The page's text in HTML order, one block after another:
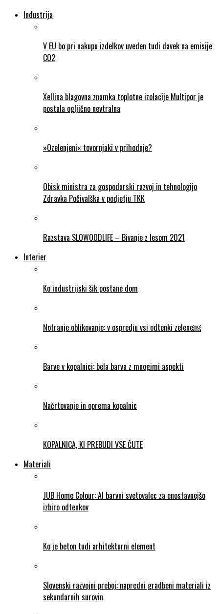
Industrija
V EU bo pri nakupu izdelkov uveden tudi davek na emisije
CO2
Xellina blagovna znamka toplotne izolacije Multipor je
postala ogljično nevtralna
»Ozelenjeni« tovornjaki v prihodnje?
Obisk ministra za gospodarski razvoj in tehnologijo
Zdravka Počivalška v podjetju TKK
Razstava SLOWOODLIFE – Bivanje z lesom 2021
Interier
Ko industrijski šik postane dom
Notranje oblikovanje: v ospredju vsi odtenki zelene￼
Barve v kopalnici: bela barva z mnogimi aspekti
Načrtovanje in oprema kopalnic
KOPALNICA, KI PREBUDI VSE ČUTE
Materiali
JUB Home Colour: AI barvni svetovalec za enostavnejšo
izbiro odtenkov
Ko je beton tudi arhitekturni element
Slovenski razvojni preboj: napredni gradbeni materiali iz
sekundarnih surovin